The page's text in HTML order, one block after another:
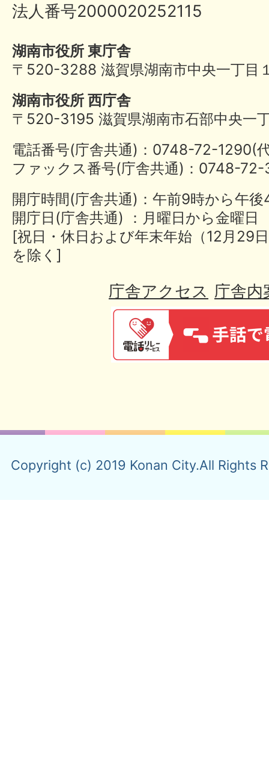
法人番号2000020252115
湖南市役所 東庁舎
〒520-3288 滋賀県湖南市中央一丁目
湖南市役所 西庁舎
〒520-3195 滋賀県湖南市石部中央一
電話番号(庁舎共通)：0748-72-
ファックス番号(庁舎共通)：0748-
開庁時間(庁舎共通)：午前9時から午
開庁日(庁舎共通) ：月曜日から金曜日
[祝日・休日および年末年始（12月29
を除く]
庁舎アクセス 庁舎内
Copyright (c) 2019 Konan City.All Rights